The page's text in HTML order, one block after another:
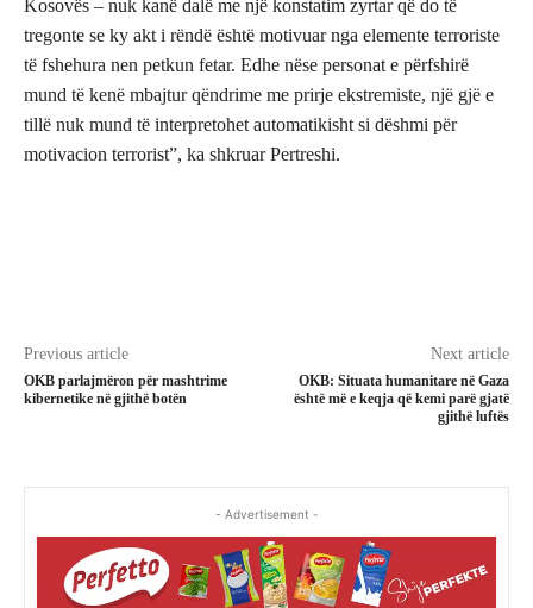
Kosovës – nuk kanë dalë me një konstatim zyrtar që do të
tregonte se ky akt i rëndë është motivuar nga elemente terroriste
të fshehura nen petkun fetar. Edhe nëse personat e përfshirë
mund të kenë mbajtur qëndrime me prirje ekstremiste, një gjë e
tillë nuk mund të interpretohet automatikisht si dëshmi për
motivacion terrorist”, ka shkruar Pertreshi.
Previous article
OKB parlajmëron për mashtrime
kibernetike në gjithë botën
Next article
OKB: Situata humanitare në Gaza
është më e keqja që kemi parë gjatë
gjithë luftës
- Advertisement -